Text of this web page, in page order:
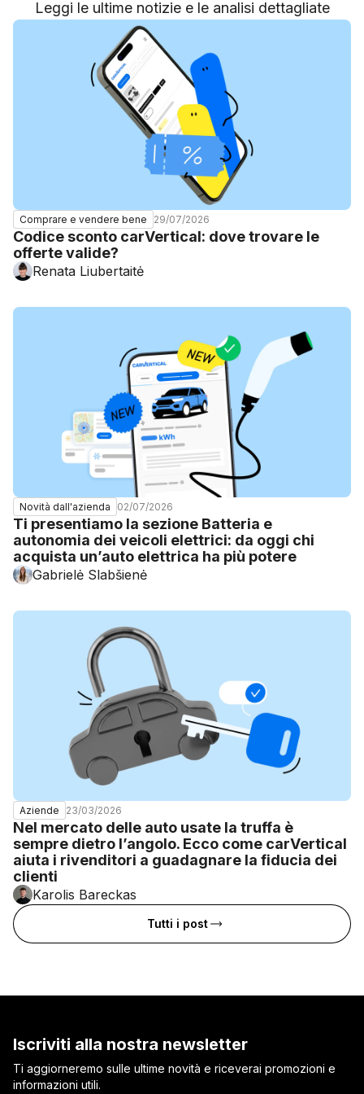
Leggi le ultime notizie e le analisi dettagliate
Comprare e vendere bene 29/07/2026
Codice sconto carVertical: dove trovare le
offerte valide?
Renata Liubertaitė
Novità dall'azienda 02/07/2026
Ti presentiamo la sezione Batteria e
autonomia dei veicoli elettrici: da oggi chi
acquista un’auto elettrica ha più potere
Gabrielė Slabšienė
Aziende 23/03/2026
Nel mercato delle auto usate la truffa è
sempre dietro l’angolo. Ecco come carVertical
aiuta i rivenditori a guadagnare la fiducia dei
clienti
Karolis Bareckas
Tutti i post
Iscriviti alla nostra newsletter
Ti aggiorneremo sulle ultime novità e riceverai promozioni e
informazioni utili.